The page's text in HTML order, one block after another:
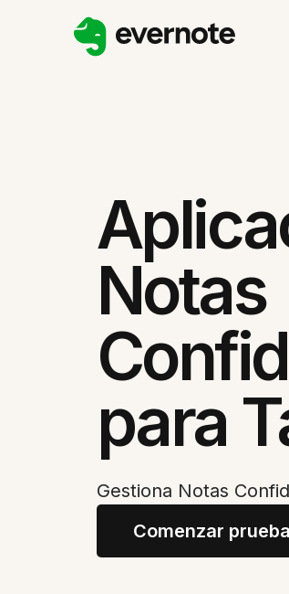
Notas
para
Gestiona Notas
Comenzar